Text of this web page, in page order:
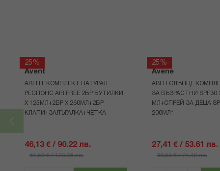
25%
Avent
АВЕНТ КОМПЛЕКТ НАТУРАЛ
РЕСПОНС AIR FREE 2БР БУТИЛКИ
Х 125МЛ+2БР Х 260МЛ+2БР
КЛАПИ+ЗАЛЪГАЛКА+ЧЕТКА
46,13 € / 90.22 лв.
61,50 € / 120.28 лв.
25%
Avene
АВЕН СЛЪНЦЕ
ЗА ВЪЗРАСТНИ SPF30
МЛ+СПРЕЙ ЗА ДЕЦА
200МЛ*
27,41 € / 53.61 лв.
36,55 € / 71.49 лв.